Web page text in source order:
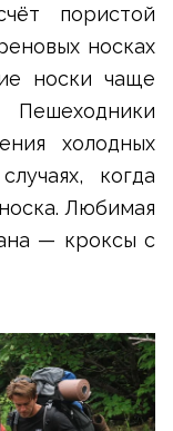
пористой
носках
носки чаще
холодных
когда
Любимая
— кроксы с